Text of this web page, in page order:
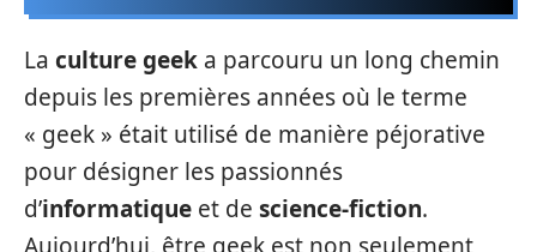
La culture geek a parcouru un long chemin
depuis les premières années où le terme
« geek » était utilisé de manière péjorative
pour désigner les passionnés
d’informatique et de science-fiction.
Aujourd’hui, être geek est non seulement